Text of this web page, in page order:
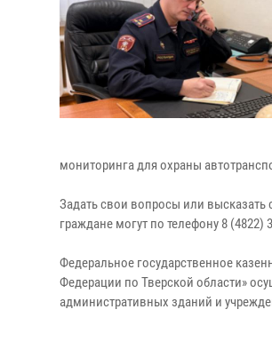
мониторинга для охраны
Задать свои вопросы или
граждане могут по телефону 8 (4822)
Федеральное государственное
Федерации по Тверской области»
административных зданий и